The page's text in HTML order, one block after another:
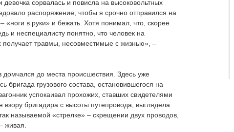
сорвалась и повисла на высоковольтных
распоряжение, чтобы я срочно отправился на
«ноги в руки» и бежать. Хотя понимал, что, скорее
и неспециалисту понятно, что человек на
получает травмы, несовместимые с жизнью», –
домчался до места происшествия. Здесь уже
бригада грузового состава, остановившегося на
успокаивал прохожих, ставших свидетелями
бригадира с высоты путепровода, выглядела
называемой «стрелке» – скрещении двух проводов,
живая.